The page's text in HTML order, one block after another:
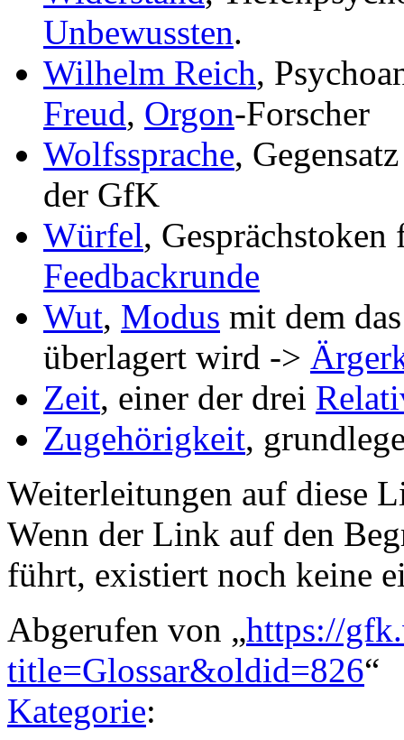
Unbewussten.
Wilhelm Reich,
Freud, Orgon-Forscher
Wolfssprache,
der GfK
Würfel,
Feedbackrunde
Wut, Modus mit dem
überlagert wird ->
Zeit, einer der drei
Zugehörigkeit,
Weiterleitungen auf diese
Wenn der Link auf den
führt, existiert noch keine
Abgerufen von „https://
title=Glossar&oldid=826“
Kategorie: